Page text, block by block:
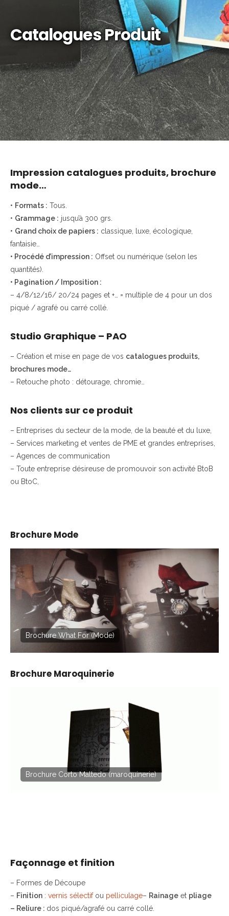
Catalogues Produit
Impression catalogues produits, brochure
mode…
• Formats : Tous.
• Grammage : jusqu’à 300 grs.
• Grand choix de papiers : classique, luxe, écologique,
fantaisie…
• Procédé d’impression : Offset ou numérique (selon les
quantités).
• Pagination / Imposition :
– 4/8/12/16/ 20/24 pages et +… = multiple de 4 pour un dos
piqué / agrafé ou carré collé.
Studio Graphique – PAO
– Création et mise en page de vos catalogues produits,
brochures mode…
– Retouche photo : détourage, chromie…
Nos clients sur ce produit
– Entreprises du secteur de la mode, de la beauté et du luxe,
– Services marketing et ventes de PME et grandes entreprises,
– Agences de communication
– Toute entreprise désireuse de promouvoir son activité BtoB
ou BtoC,
Brochure Mode
Brochure What For (Mode)
Brochure Maroquinerie
Brochure Corto Maltedo (maroquinerie)
Façonnage et finition
– Formes de Découpe
– Finition : vernis sélectifou pelliculage– Rainage et pliage
– Reliure : dos piqué/agrafé ou carré collé.